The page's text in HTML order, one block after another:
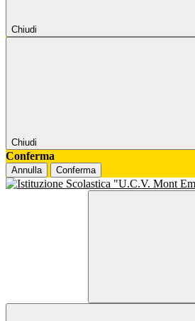
Chiudi
Chiudi
Conferma
Annulla Conferma